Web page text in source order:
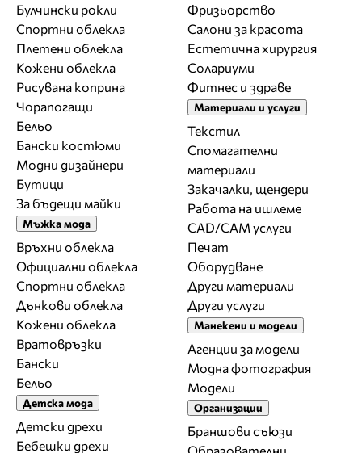
Булчински рокли
Спортни облекла
Плетени облекла
Кожени облекла
Рисувана коприна
Чорапогащи
Бельо
Бански костюми
Модни дизайнери
Бутици
За бъдещи майки
Мъжка мода
Връхни облекла
Официални облекла
Спортни облекла
Дънкови облекла
Кожени облекла
Вратовръзки
Бански
Бельо
Детска мода
Детски дрехи
Бебешки дрехи
Фризьорство
Салони за красота
Естетична хирургия
Солариуми
Фитнес и здраве
Материали и услуги
Текстил
Спомагателни
материали
Закачалки, щендери
Работа на ишлеме
CAD/CAM услуги
Печат
Оборудване
Други материали
Други услуги
Манекени и модели
Агенции за модели
Модна фотография
Модели
Организации
Браншови съюзи